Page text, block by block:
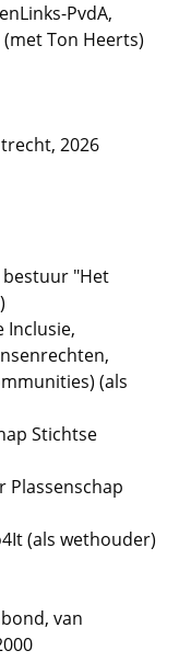
PvdA,
Ton Heerts)
2026
bestuur "Het
Inclusie,
(als
Stichtse
Plassenschap
(als wethouder)
van